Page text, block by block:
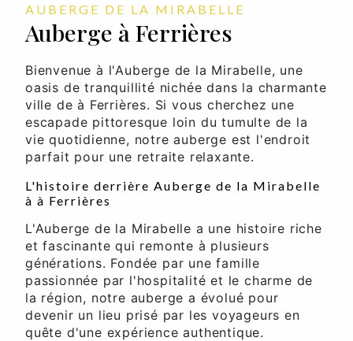
AUBERGE DE LA MIRABELLE
Auberge à Ferrières
Bienvenue à l'Auberge de la Mirabelle, une
oasis de tranquillité nichée dans la charmante
ville de à Ferrières. Si vous cherchez une
escapade pittoresque loin du tumulte de la
vie quotidienne, notre auberge est l'endroit
parfait pour une retraite relaxante.
L'histoire derrière Auberge de la Mirabelle
à à Ferrières
L'Auberge de la Mirabelle a une histoire riche
et fascinante qui remonte à plusieurs
générations. Fondée par une famille
passionnée par l'hospitalité et le charme de
la région, notre auberge a évolué pour
devenir un lieu prisé par les voyageurs en
quête d'une expérience authentique.